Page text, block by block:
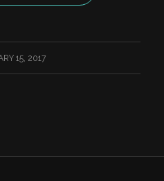
15, 2017